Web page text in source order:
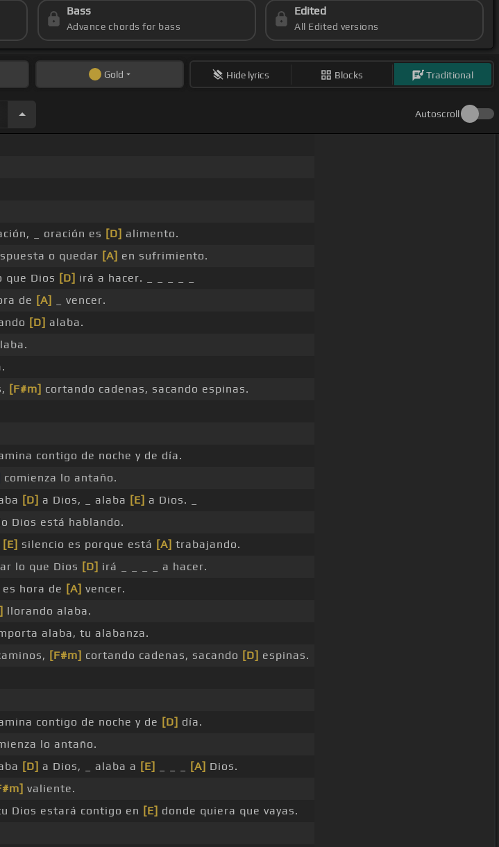
Bass
Advance chords for bass
Edited
All Edited versions
Gold Hide lyrics Blocks Traditional
Autoscroll
_ oración es [D] alimento.
o quedar [A] en sufrimiento.
que Dios [D] irá a hacer. _ _ _ _ _
de [A]
_ vencer.
[D] alaba.
[F#m] cortando cadenas, sacando espinas.
contigo de noche y de día.
comienza lo antaño.
[D] a Dios, _ alaba [E] a Dios. _
Dios está hablando.
[E] silencio es porque está [A] trabajando.
lo que Dios [D] irá _ _ _ _ a hacer.
hora de [A] vencer.
llorando alaba.
alaba, tu alabanza.
[F#m] cortando cadenas, sacando [D] espinas.
contigo de noche y de [D] día.
lo antaño.
[D] a Dios, _ alaba a [E] [A] Dios.
valiente.
Dios estará contigo en [E] donde quiera que vayas.